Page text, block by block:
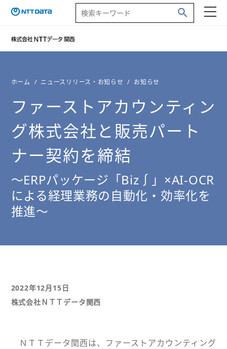
ホーム ニュースリリース・お知らせ お知らせ
ファーストアカウンティン
グ株式会社と販売パート
ナー契約を締結
～ERPパッケージ「Biz∫」×AI-OCR
による経理業務の自動化・効率化を
推進～
2022年12月15日
株式会社ＮＴＴデータ関西
ＮＴＴデータ関西は、ファーストアカウンティング